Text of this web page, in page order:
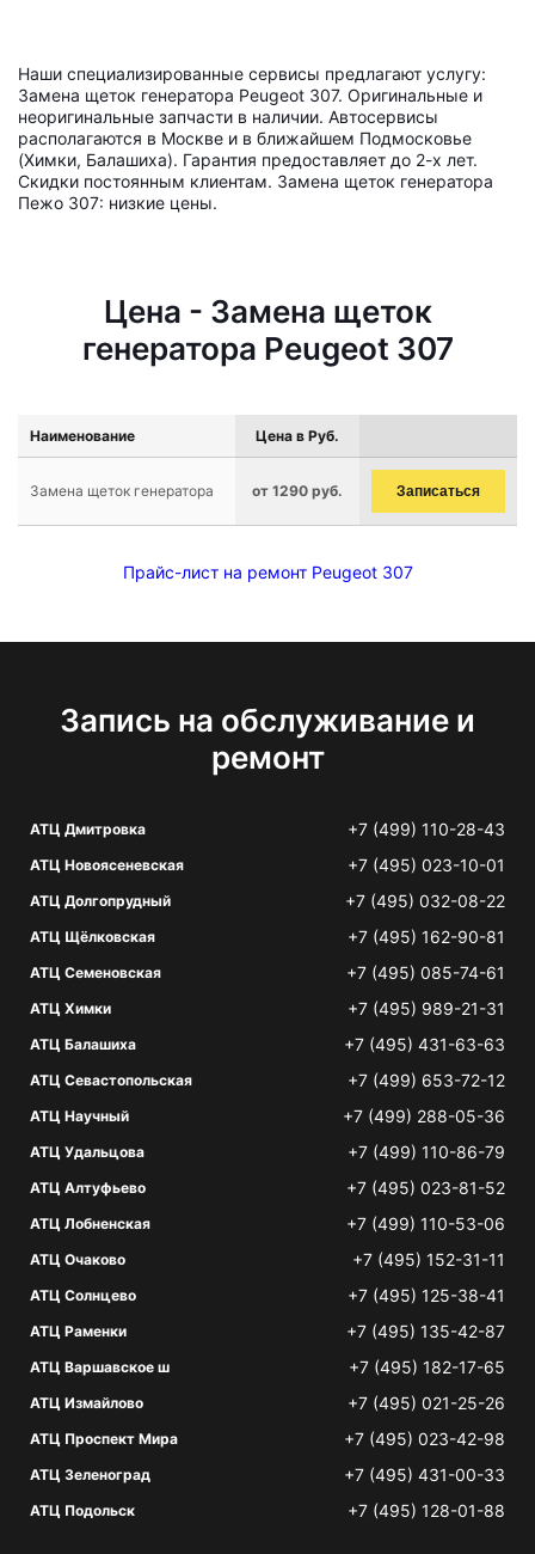
Наши специализированные сервисы предлагают услугу:
Замена щеток генератора Peugeot 307. Оригинальные и
неоригинальные запчасти в наличии. Автосервисы
располагаются в Москве и в ближайшем Подмосковье
(Химки, Балашиха). Гарантия предоставляет до 2-х лет.
Скидки постоянным клиентам. Замена щеток генератора
Пежо 307: низкие цены.
Цена - Замена щеток
генератора Peugeot 307
Наименование Цена в Руб.
Замена щеток генератора от 1290 руб. Записаться
Прайс-лист на ремонт Peugeot 307
Запись на обслуживание и
ремонт
АТЦ Дмитровка +7 (499) 110-28-43
АТЦ Новоясеневская +7 (495) 023-10-01
АТЦ Долгопрудный +7 (495) 032-08-22
АТЦ Щёлковская +7 (495) 162-90-81
АТЦ Семеновская +7 (495) 085-74-61
АТЦ Химки +7 (495) 989-21-31
АТЦ Балашиха +7 (495) 431-63-63
АТЦ Севастопольская +7 (499) 653-72-12
АТЦ Научный +7 (499) 288-05-36
АТЦ Удальцова +7 (499) 110-86-79
АТЦ Алтуфьево +7 (495) 023-81-52
АТЦ Лобненская +7 (499) 110-53-06
АТЦ Очаково +7 (495) 152-31-11
АТЦ Солнцево +7 (495) 125-38-41
АТЦ Раменки +7 (495) 135-42-87
АТЦ Варшавское ш +7 (495) 182-17-65
АТЦ Измайлово +7 (495) 021-25-26
АТЦ Проспект Мира +7 (495) 023-42-98
АТЦ Зеленоград +7 (495) 431-00-33
АТЦ Подольск +7 (495) 128-01-88